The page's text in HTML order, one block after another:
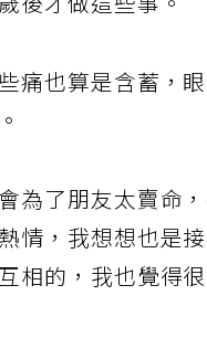
後才做這些事。
痛也算是含蓄，
為了朋友太賣命
情，我想想也是
相的，我也覺得很